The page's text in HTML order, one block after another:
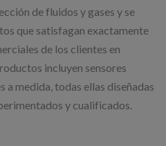
de fluidos y gases y se
que satisfagan exactamente
de los clientes en
incluyen sensores
a medida, todas ellas diseñadas
y cualificados.